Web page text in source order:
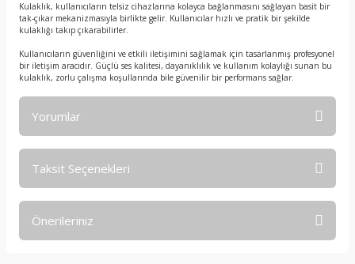
Kulaklık, kullanıcıların telsiz cihazlarına kolayca bağlanmasını sağlayan basit bir
tak-çıkar mekanizmasıyla birlikte gelir. Kullanıcılar hızlı ve pratik bir şekilde
kulaklığı takıp çıkarabilirler.
Kullanıcıların güvenliğini ve etkili iletişimini sağlamak için tasarlanmış profesyonel
bir iletişim aracıdır. Güçlü ses kalitesi, dayanıklılık ve kullanım kolaylığı sunan bu
kulaklık, zorlu çalışma koşullarında bile güvenilir bir performans sağlar.
Yorumlar
Taksit Seçenekleri
Önerileriniz